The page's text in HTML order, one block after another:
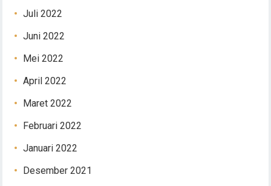
Juli 2022
Juni 2022
Mei 2022
April 2022
Maret 2022
Februari 2022
Januari 2022
Desember 2021